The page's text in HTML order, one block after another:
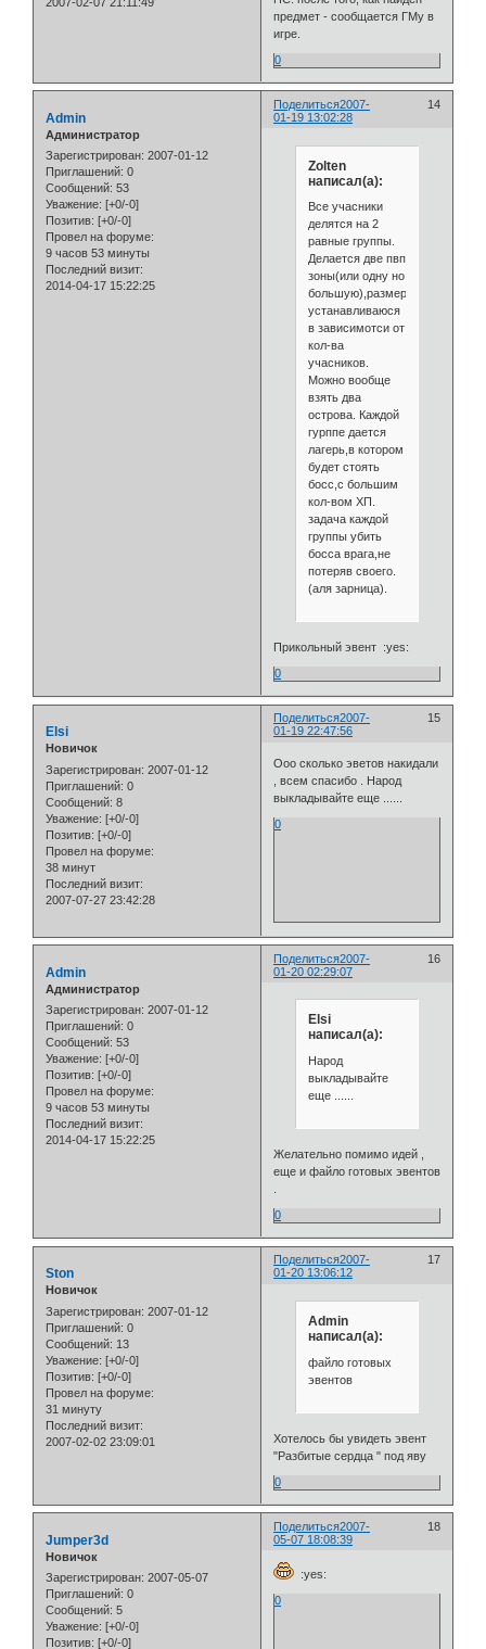
предмет - сообщается ГМу в
игре.
0
Поделиться 14
2007-
01-19 13:02:28
Admin
Администратор
Зарегистрирован: 2007-01-12
Приглашений: 0
Сообщений: 53
Уважение: [+0/-0]
Позитив: [+0/-0]
Провел на форуме:
9 часов 53 минуты
Последний визит:
2014-04-17 15:22:25
Zolten
написал(а):
Все учасники
делятся на 2
равные группы.
Делается две пвп
зоны(или одну но
большую),размеры
устанавливаюся
в зависимотси от
кол-ва
учасников.
Можно вообще
взять два
острова. Каждой
гурппе дается
лагерь,в котором
будет стоять
босс,с большим
кол-вом ХП.
задача каждой
группы убить
босса врага,не
потеряв своего.
(аля зарница).
Прикольный эвент :yes:
0
Поделиться 15
2007-
01-19 22:47:56
Elsi
Новичок
Зарегистрирован: 2007-01-12
Приглашений: 0
Сообщений: 8
Уважение: [+0/-0]
Позитив: [+0/-0]
Провел на форуме:
38 минут
Последний визит:
2007-07-27 23:42:28
Ооо сколько эветов накидали
, всем спасибо . Народ
выкладывайте еще ......
0
Поделиться 16
2007-
01-20 02:29:07
Admin
Администратор
Зарегистрирован: 2007-01-12
Приглашений: 0
Сообщений: 53
Уважение: [+0/-0]
Позитив: [+0/-0]
Провел на форуме:
9 часов 53 минуты
Последний визит:
2014-04-17 15:22:25
Elsi
написал(а):
Народ
выкладывайте
еще ......
Желательно помимо идей ,
еще и файло готовых эвентов
0
Поделиться 17
2007-
01-20 13:06:12
Ston
Новичок
Зарегистрирован: 2007-01-12
Приглашений: 0
Сообщений: 13
Уважение: [+0/-0]
Позитив: [+0/-0]
Провел на форуме:
31 минуту
Последний визит:
2007-02-02 23:09:01
Admin
написал(а):
файло готовых
эвентов
Хотелось бы увидеть эвент
"Разбитые сердца " под яву
0
Поделиться 18
2007-
05-07 18:08:39
Jumper3d
Новичок
Зарегистрирован: 2007-05-07
Приглашений: 0
Сообщений: 5
Уважение: [+0/-0]
Позитив: [+0/-0]
:yes:
0